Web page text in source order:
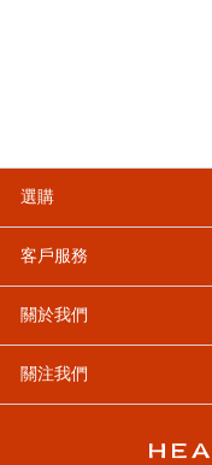
選購
客戶服務
關於我們
關注我們